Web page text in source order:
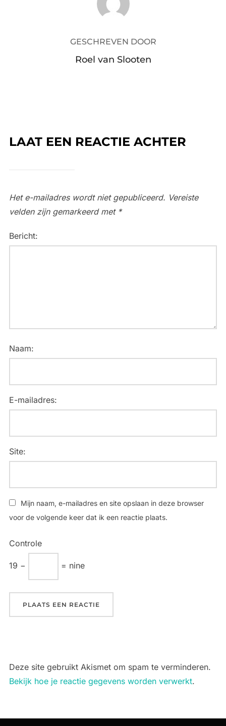
GESCHREVEN DOOR
Roel van Slooten
LAAT EEN REACTIE ACHTER
Het e-mailadres wordt niet gepubliceerd. Vereiste
velden zijn gemarkeerd met *
Bericht:
Naam:
E-mailadres:
Site:
Mijn naam, e-mailadres en site opslaan in deze browser
voor de volgende keer dat ik een reactie plaats.
Controle
19 − = nine
Deze site gebruikt Akismet om spam te verminderen.
Bekijk hoe je reactie gegevens worden verwerkt.